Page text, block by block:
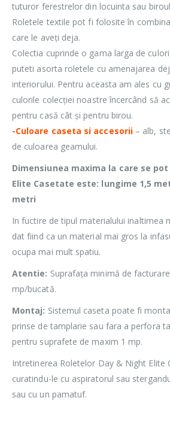
tuturor ferestrelor din locuinta sau
Roletele textile pot fi folosite în
care le aveți deja.
Colectia cuprinde o gama larga de
puteti asorta roletele cu amenajarea
interiorului. Pentru aceasta am ales cu
culorile colecției noastre încercând să
pentru casă cât și pentru birou.
-Culoare caseta si accesorii– alb,
de culoarea geamului.
Dimensiunea maxima la care se
Elite Casetate este: lungime 1,5
metri
In fuctire de tipul materialului inaltimea
dat fiind ca un material mai gros la
ocupa mai mult spatiu.
Atentie: Suprafața minimă de
mp/bucată.
Montaj: Sistemul caseta poate fi
prinse de tamplarie sau fara a perfora
pentru suprafete de maxim 1 mp.
Intretinerea Roletelor Day & Night Elite
curatindu-le cu aspiratorul sau
sau cu un pamatuf.